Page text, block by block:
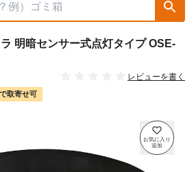
明暗センサー式点灯タイプ OSE-
レビューを書く
取寄せ可